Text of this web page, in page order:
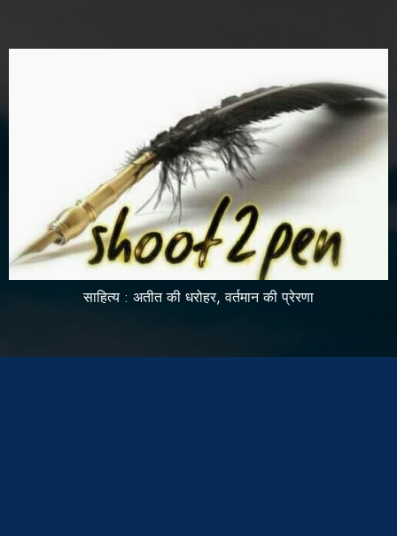
साहित्य : अतीत की धरोहर, वर्तमान की प्रेरणा